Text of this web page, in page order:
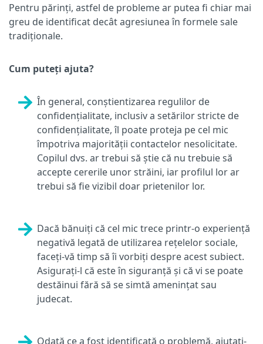
Pentru părinți, astfel de probleme ar putea fi chiar mai
greu de identificat decât agresiunea în formele sale
tradiționale.
Cum puteți ajuta?
În general, conștientizarea regulilor de
confidențialitate, inclusiv a setărilor stricte de
confidențialitate, îl poate proteja pe cel mic
împotriva majorității contactelor nesolicitate.
Copilul dvs. ar trebui să știe că nu trebuie să
accepte cererile unor străini, iar profilul lor ar
trebui să fie vizibil doar prietenilor lor.
Dacă bănuiți că cel mic trece printr-o experiență
negativă legată de utilizarea rețelelor sociale,
faceți-vă timp să îi vorbiți despre acest subiect.
Asigurați-l că este în siguranță și că vi se poate
destăinui fără să se simtă amenințat sau
judecat.
Odată ce a fost identificată o problemă, ajutați-